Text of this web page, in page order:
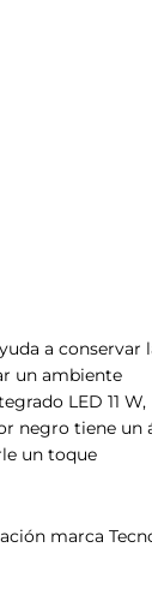
a conservar
un ambiente
LED 11 W,
negro tiene un
un toque
marca